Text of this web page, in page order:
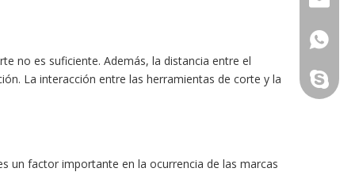
no es suficiente. Además, la distancia entre el
La interacción entre las herramientas de corte y la
un factor importante en la ocurrencia de las marcas